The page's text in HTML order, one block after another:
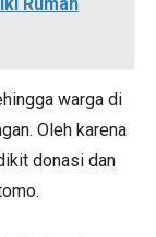
warga di
Oleh karena
donasi dan